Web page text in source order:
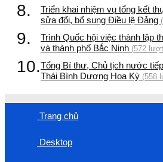
8.
Triển khai nhiệm vụ tổng kết
sửa đổi, bổ sung Điều lệ Đảng
9.
Trình Quốc hội việc thành lập
và thành phố Bắc Ninh (572
10.Tổng Bí thư, Chủ tịch nước
Thái Bình Dương Hoa Kỳ (558
Trang chủ
Desktop